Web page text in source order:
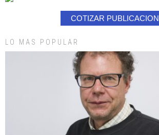
COTIZAR PUBLICACION
LO MAS POPULAR